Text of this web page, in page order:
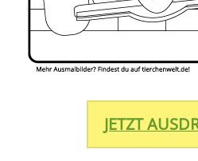
JETZT